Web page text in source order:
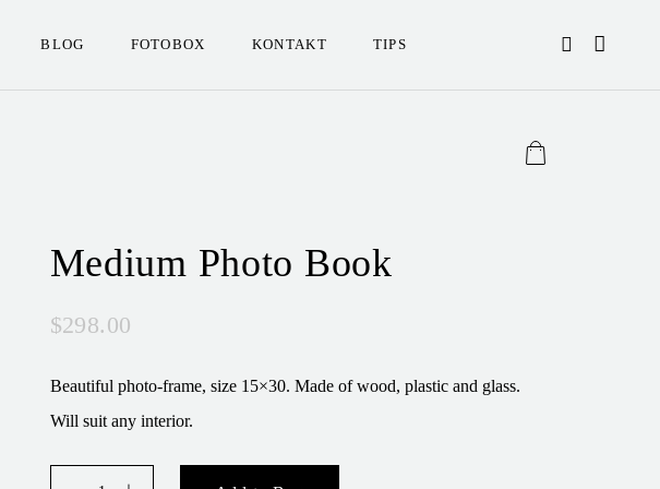
BLOG FOTOBOX KONTAKT TIPS
Medium Photo Book
$298.00
Beautiful photo-frame, size 15×30. Made of wood, plastic and glass.
Will suit any interior.